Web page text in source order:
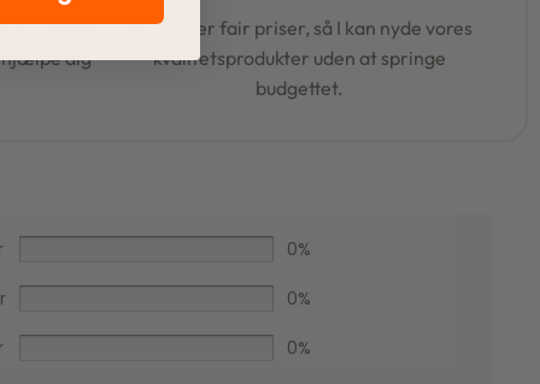
Google
hjælpe dig
Vi tilbyder fair priser, så I kan nyde vores
kvalitetsprodukter uden at springe
budgettet.
0%
0%
0%